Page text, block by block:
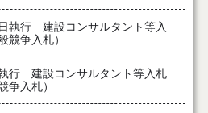
執行 建設コンサルタント等入
競争入札）
行 建設コンサルタント等入札
争入札）